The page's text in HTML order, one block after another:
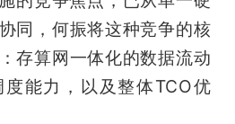
同，何振将这种竞争的核
存算网一体化的数据流动
能力，以及整体TCO优